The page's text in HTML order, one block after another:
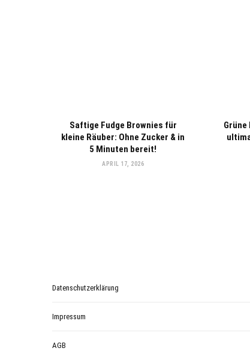
Saftige Fudge Brownies für
kleine Räuber: Ohne Zucker & in
5 Minuten bereit!
APRIL 17, 2026
Datenschutzerklärung
Impressum
AGB